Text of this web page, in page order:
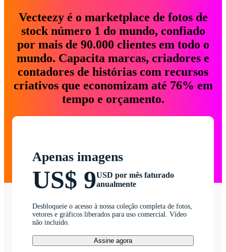
Vecteezy é o marketplace de fotos de
stock número 1 do mundo, confiado
por mais de 90.000 clientes em todo o
mundo. Capacita marcas, criadores e
contadores de histórias com recursos
criativos que economizam até 76% em
tempo e orçamento.
Apenas imagens
US$ 9USD por mês faturado
anualmente
Desbloqueie o acesso à nossa coleção completa de fotos,
vetores e gráficos liberados para uso comercial. Vídeo
não incluído.
Assine agora